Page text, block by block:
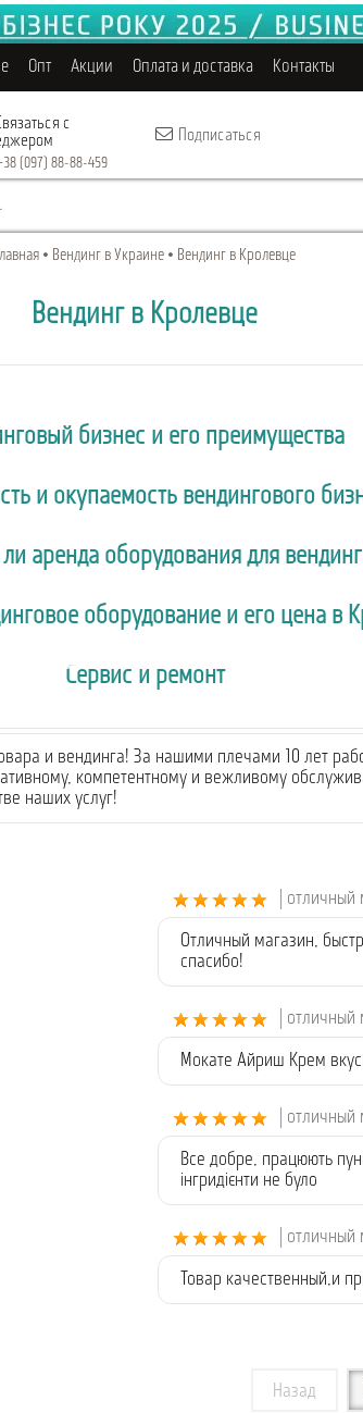
Опт Акции Оплата и доставка Контакты
с
(097) 88-88-459
Подписаться
Вендинг в Украине Вендинг в Кролевце
Вендинг в Кролевце
бизнес и его преимущества
и окупаемость вендингового
аренда оборудования для
оборудование и его цена в
Сервис и ремонт
и вендинга! За нашими плечами 10 лет
компетентному и вежливому
наших услуг!
|
Отличный магазин,
спасибо!
|
Мокате Айриш Крем
|
Все добре, працюють
інгридієнти не було
|
Товар качественный,и
Назад